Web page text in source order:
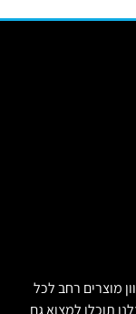
מוצרים רחב לכל
תוכלו למצוא גם